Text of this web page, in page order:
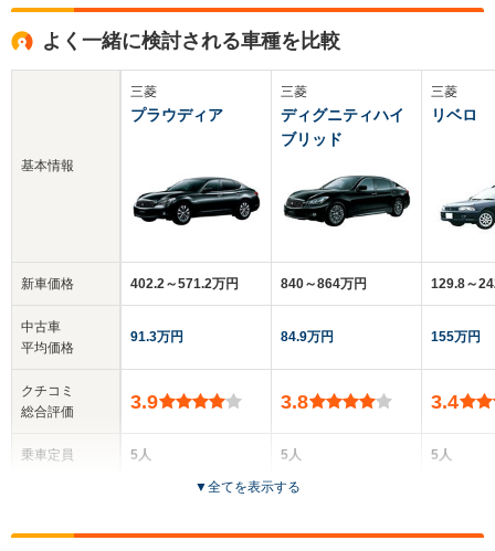
よく一緒に検討される車種を比較
基本情報
新車価格
中古車
平均価格
クチコミ
総合評価
乗車定員
三菱
プラウディア
402.2～571.2万円
91.3万円
3.9
5人
三菱
ディグニティハイ
ブリッド
840～864万円
84.9万円
3.8
5人
4ドア
三菱
リベロ
129.8～
155万円
3.4
5人
▼全てを表示する